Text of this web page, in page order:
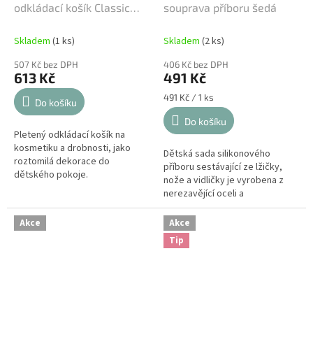
odkládací košík Classic
Skladem (1 ks)
507 Kč bez DPH
613 Kč
Do košíku
Pletený odkládací košík na
kosmetiku a drobnosti, jako
roztomilá dekorace do
dětského pokoje.
souprava příboru šedá
Skladem (2 ks)
406 Kč bez DPH
491 Kč
Měrná
cena:
491 Kč / 1 ks
Do košíku
Dětská sada silikonového
příboru sestávající ze lžičky,
nože a vidličky je vyrobena z
nerezavějící oceli a
potravinářského silikonu. Příbor
můžete mýt v myčce na nádobí,
i když...
Akce
Akce
Tip